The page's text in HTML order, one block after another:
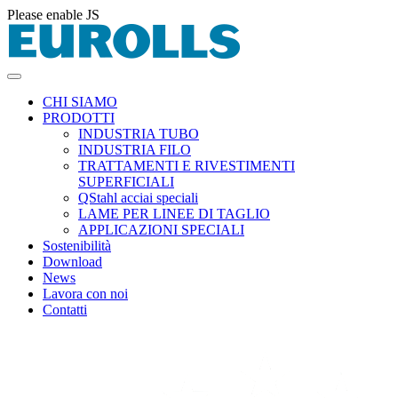
Please enable JS
CHI SIAMO
PRODOTTI
INDUSTRIA TUBO
INDUSTRIA FILO
TRATTAMENTI E RIVESTIMENTI
SUPERFICIALI
QStahl acciai speciali
LAME PER LINEE DI TAGLIO
APPLICAZIONI SPECIALI
Sostenibilità
Download
News
Lavora con noi
Contatti